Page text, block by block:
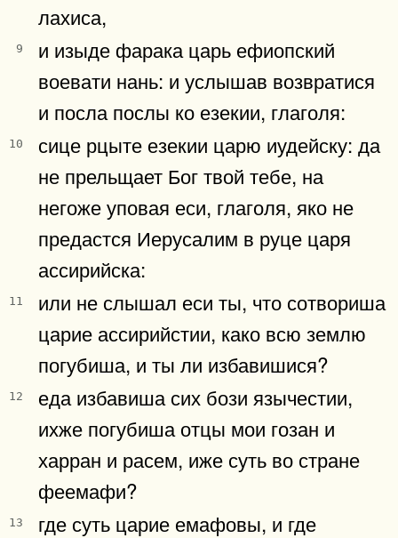
лахиса,
9
и изыде фарака царь ефиопский
воевати нань: и услышав возвратися
и посла послы ко езекии, глаголя:
10
сице рцыте езекии царю иудейску: да
не прельщает Бог твой тебе, на
негоже уповая еси, глаголя, яко не
предастся Иерусалим в руце царя
ассирийска:
11
или не слышал еси ты, что сотвориша
царие ассирийстии, како всю землю
погубиша, и ты ли избавишися?
12
еда избавиша сих бози язычестии,
ихже погубиша отцы мои гозан и
харран и расем, иже суть во стране
феемафи?
13
где суть царие емафовы, и где